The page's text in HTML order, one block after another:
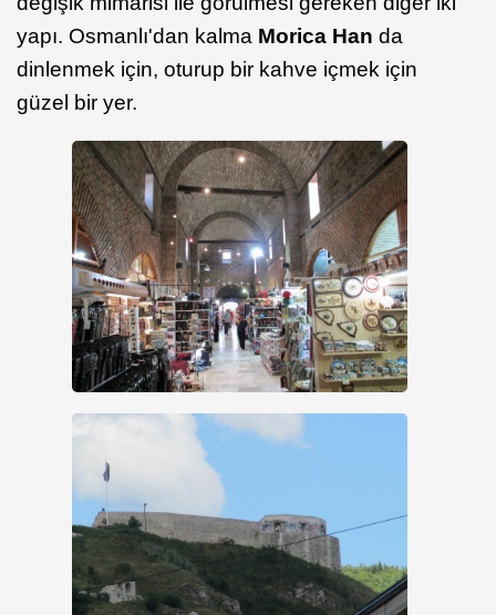
yapı. Osmanlı'dan kalma Morica Han da
dinlenmek için, oturup bir kahve içmek için
güzel bir yer.